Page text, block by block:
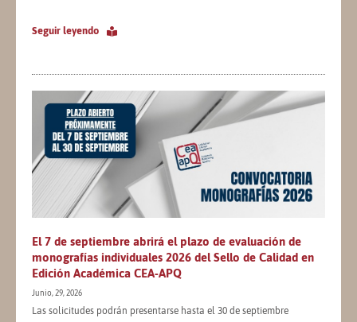
Seguir leyendo
El 7 de septiembre abrirá el plazo de evaluación de
monografías individuales 2026 del Sello de Calidad en
Edición Académica CEA-APQ
Junio, 29, 2026
Las solicitudes podrán presentarse hasta el 30 de septiembre